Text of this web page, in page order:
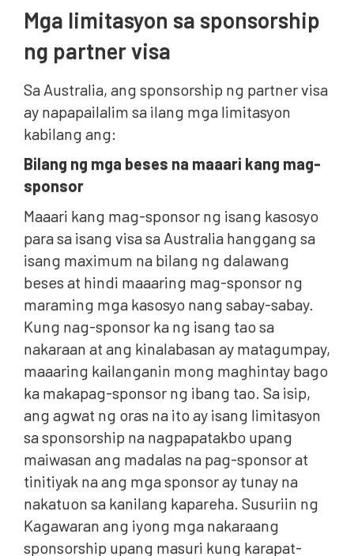
Mga limitasyon sa sponsorship
ng partner visa
Sa Australia, ang sponsorship ng partner visa
ay napapailalim sa ilang mga limitasyon
kabilang ang:
Bilang ng mga beses na maaari kang mag-
sponsor
Maaari kang mag-sponsor ng isang kasosyo
para sa isang visa sa Australia hanggang sa
isang maximum na bilang ng dalawang
beses at hindi maaaring mag-sponsor ng
maraming mga kasosyo nang sabay-sabay.
Kung nag-sponsor ka ng isang tao sa
nakaraan at ang kinalabasan ay matagumpay,
maaaring kailanganin mong maghintay bago
ka makapag-sponsor ng ibang tao. Sa isip,
ang agwat ng oras na ito ay isang limitasyon
sa sponsorship na nagpapatakbo upang
maiwasan ang madalas na pag-sponsor at
tinitiyak na ang mga sponsor ay tunay na
nakatuon sa kanilang kapareha. Susuriin ng
Kagawaran ang iyong mga nakaraang
sponsorship upang masuri kung karapat-